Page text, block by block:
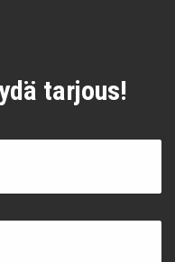
tarjous!